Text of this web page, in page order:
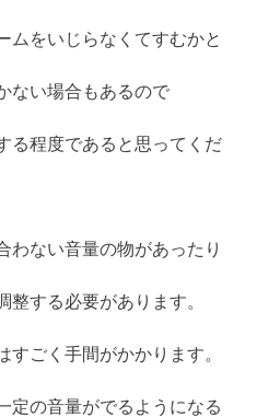
ムをいじらなくてすむかと
い場合もあるので
程度であると思ってくだ
わない音量の物があったり
する必要があります。
ごく手間がかかります。
定の音量がでるようになる